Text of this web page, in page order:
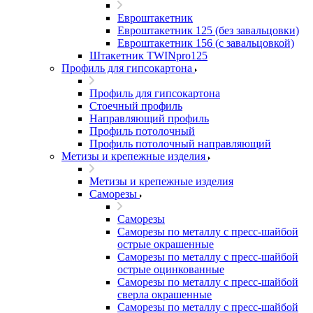
Евроштакетник
Евроштакетник 125 (без завальцовки)
Евроштакетник 156 (с завальцовкой)
Штакетник TWINpro125
Профиль для гипсокартона
Профиль для гипсокартона
Стоечный профиль
Направляющий профиль
Профиль потолочный
Профиль потолочный направляющий
Метизы и крепежные изделия
Метизы и крепежные изделия
Саморезы
Саморезы
Саморезы по металлу с пресс-шайбой
острые окрашенные
Саморезы по металлу с пресс-шайбой
острые оцинкованные
Саморезы по металлу с пресс-шайбой
сверла окрашенные
Саморезы по металлу с пресс-шайбой